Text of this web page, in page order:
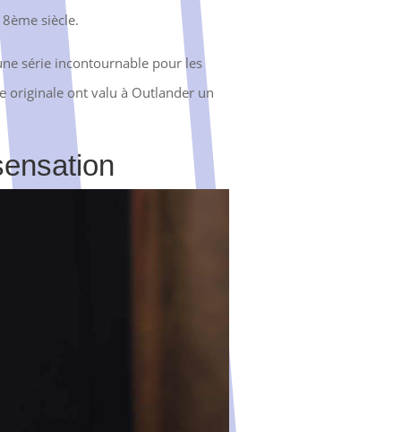
siècle.
série incontournable pour les
originale ont valu à Outlander un